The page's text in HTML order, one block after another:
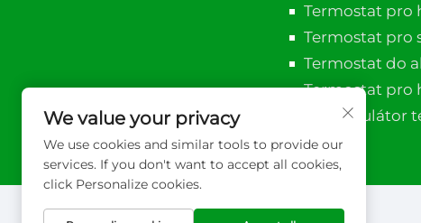
Termostat pro
Termostat pro
Termostat do
Termostat pro
PID regulátor
We value your privacy
We use cookies and similar tools to provide our
services. If you don't want to accept all cookies,
click Personalize cookies.